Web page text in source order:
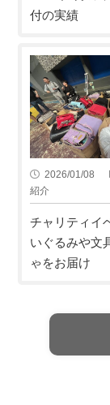
付の実績
2026/01/08
紹介
チャリティイ
いぐるみや文
ゃをお届け